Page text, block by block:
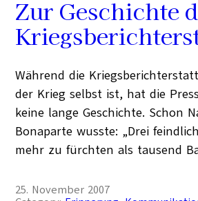
Zur Geschichte
Während die
der Krieg selbst ist, hat die
keine lange Geschichte. Schon
Bonaparte wusste: „Drei
mehr zu fürchten als tausend
25. November 2007